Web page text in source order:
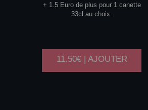
+ 1.5 Euro de plus pour 1 canette
33cl au choix.
11.50€ | AJOUTER